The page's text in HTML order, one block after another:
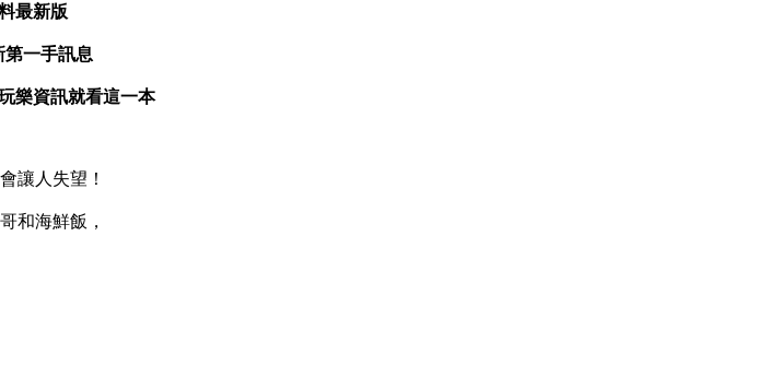
最新版
一手訊息
樂資訊就看這一本
讓人失望！
和海鮮飯，